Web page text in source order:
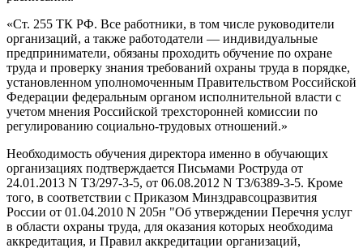
«Ст. 255 ТК РФ. Все работники, в том числе руководители
организаций, а также работодатели — индивидуальные
предприниматели, обязаны проходить обучение по охране
труда и проверку знания требований охраны труда в порядке,
установленном уполномоченным Правительством Российской
Федерации федеральным органом исполнительной власти с
учетом мнения Российской трехсторонней комиссии по
регулированию социально-трудовых отношений.»
Необходимость обучения директора именно в обучающих
организациях подтверждается Письмами Роструда от
24.01.2013 N ТЗ/297-3-5, от 06.08.2012 N ТЗ/6389-3-5. Кроме
того, в соответствии с Приказом Минздравсоцразвития
России от 01.04.2010 N 205н "Об утверждении Перечня услуг
в области охраны труда, для оказания которых необходима
аккредитация, и Правил аккредитации организаций,